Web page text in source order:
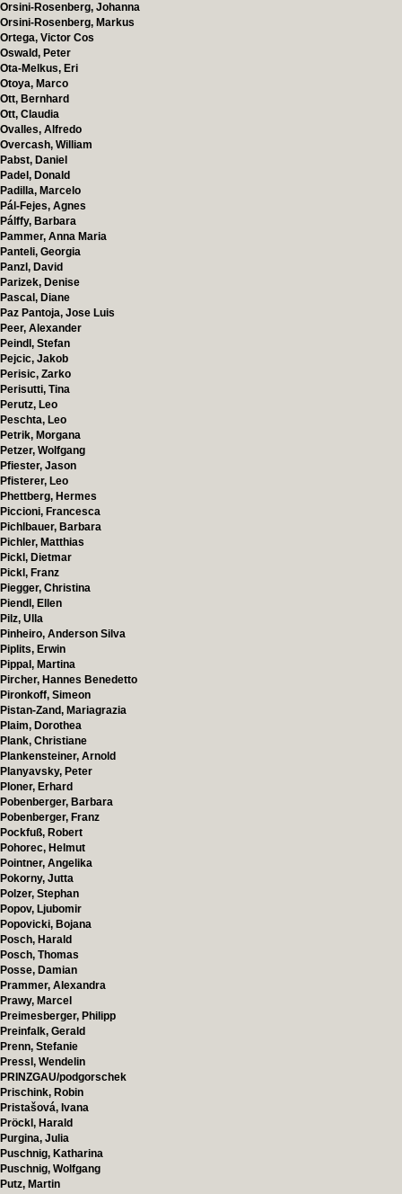
Orsini-Rosenberg, Johanna
Orsini-Rosenberg, Markus
Ortega, Victor Cos
Oswald, Peter
Ota-Melkus, Eri
Otoya, Marco
Ott, Bernhard
Ott, Claudia
Ovalles, Alfredo
Overcash, William
Pabst, Daniel
Padel, Donald
Padilla, Marcelo
Pál-Fejes, Agnes
Pálffy, Barbara
Pammer, Anna Maria
Panteli, Georgia
Panzl, David
Parizek, Denise
Pascal, Diane
Paz Pantoja, Jose Luis
Peer, Alexander
Peindl, Stefan
Pejcic, Jakob
Perisic, Zarko
Perisutti, Tina
Perutz, Leo
Peschta, Leo
Petrik, Morgana
Petzer, Wolfgang
Pfiester, Jason
Pfisterer, Leo
Phettberg, Hermes
Piccioni, Francesca
Pichlbauer, Barbara
Pichler, Matthias
Pickl, Dietmar
Pickl, Franz
Piegger, Christina
Piendl, Ellen
Pilz, Ulla
Pinheiro, Anderson Silva
Piplits, Erwin
Pippal, Martina
Pircher, Hannes Benedetto
Pironkoff, Simeon
Pistan-Zand, Mariagrazia
Plaim, Dorothea
Plank, Christiane
Plankensteiner, Arnold
Planyavsky, Peter
Ploner, Erhard
Pobenberger, Barbara
Pobenberger, Franz
Pockfuß, Robert
Pohorec, Helmut
Pointner, Angelika
Pokorny, Jutta
Polzer, Stephan
Popov, Ljubomir
Popovicki, Bojana
Posch, Harald
Posch, Thomas
Posse, Damian
Prammer, Alexandra
Prawy, Marcel
Preimesberger, Philipp
Preinfalk, Gerald
Prenn, Stefanie
Pressl, Wendelin
PRINZGAU/podgorschek
Prischink, Robin
Pristašová, Ivana
Pröckl, Harald
Purgina, Julia
Puschnig, Katharina
Puschnig, Wolfgang
Putz, Martin